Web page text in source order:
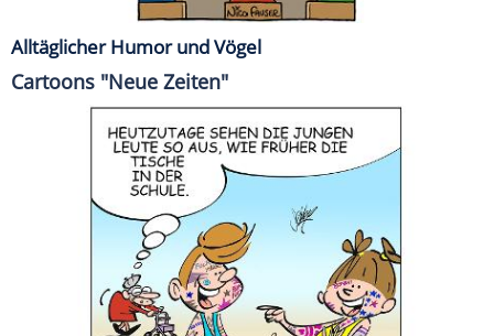
Alltäglicher Humor und Vögel
Cartoons "Neue Zeiten"